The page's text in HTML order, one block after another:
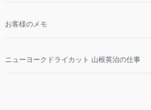
お客様のメモ
ニューヨークドライカット 山根英治の仕事